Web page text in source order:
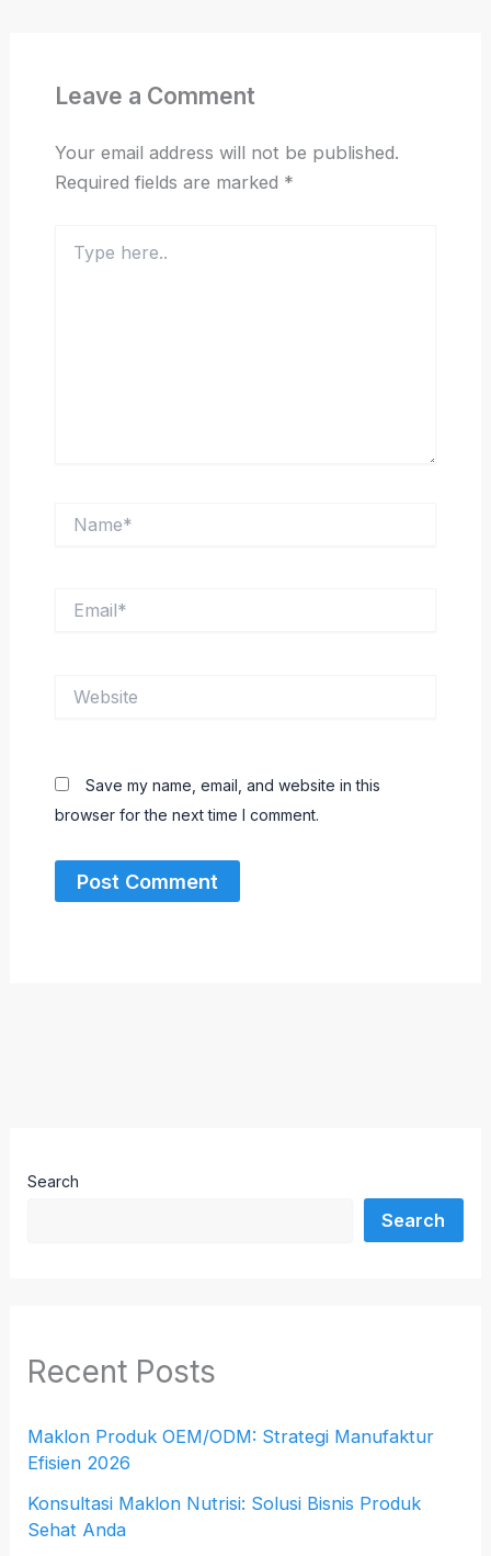
Leave a Comment
Your email address will not be published.
Required fields are marked *
here..
Save my name, email, and website in this
browser for the next time I comment.
Search
Search
Recent Posts
Maklon Produk OEM/ODM: Strategi Manufaktur
Efisien 2026
Konsultasi Maklon Nutrisi: Solusi Bisnis Produk
Sehat Anda